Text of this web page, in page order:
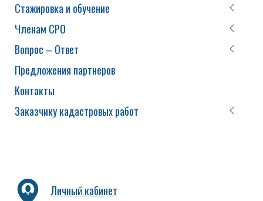
Стажировка и обучение
Членам СРО
Вопрос – Ответ
Предложения партнеров
Контакты
Заказчику кадастровых работ
Личный кабинет